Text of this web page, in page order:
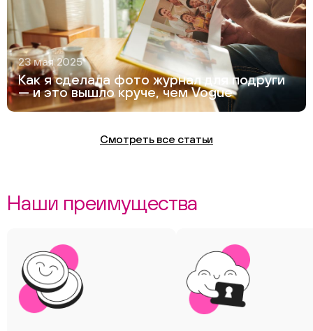
23 мая 2025
Как я сделала фото журнал для подруги
— и это вышло круче, чем Vogue
Смотреть все статьи
Наши преимущества